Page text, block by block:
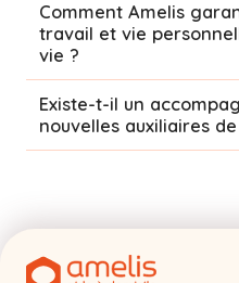
Comment Amelis
travail et vie
vie ?
Existe-t-il un
nouvelles auxiliaires